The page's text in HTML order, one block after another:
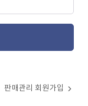
판매관리 회원가입